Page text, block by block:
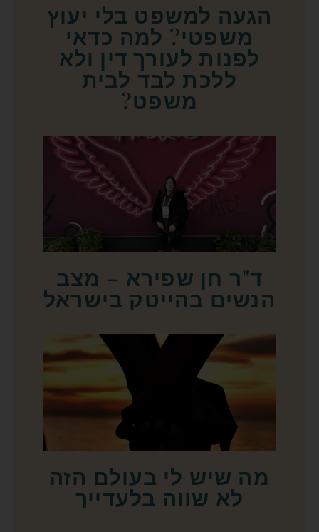
הגעה למשפט בלי יעוץ
משפטי? למה כדאי
לפנות לעורך דין ולא
ללכת לבד לבית
משפט?
ד"ר חן שפירא – מצב
הנשים בהייטק בישראל
מה שיש לי בעולם הזה
לא שווה בלעדייך